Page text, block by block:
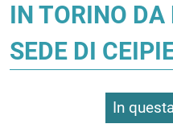
IN TORINO
SEDE DI
In